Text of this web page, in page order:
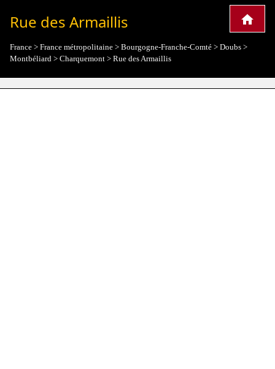
Rue des Armaillis
France > France métropolitaine > Bourgogne-Franche-Comté > Doubs >
Montbéliard > Charquemont > Rue des Armaillis